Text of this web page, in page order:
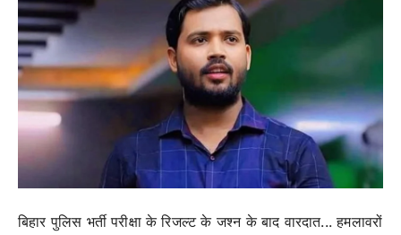
बिहार पुलिस भर्ती परीक्षा के रिजल्ट के जश्न के बाद वारदात... हमलावरों